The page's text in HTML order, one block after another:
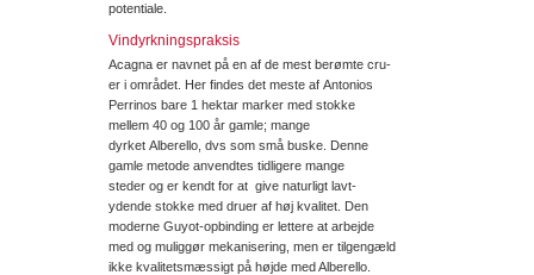
potentiale.
Vindyrkningspraksis
Acagna er navnet på en af de mest berømte cru-
er i området. Her findes det meste af Antonios
Perrinos bare 1 hektar marker med stokke
mellem 40 og 100 år gamle; mange
dyrket Alberello, dvs som små buske. Denne
gamle metode anvendtes tidligere mange
steder og er kendt for at give naturligt lavt-
ydende stokke med druer af høj kvalitet. Den
moderne Guyot-opbinding er lettere at arbejde
med og muliggør mekanisering, men er tilgengæld
ikke kvalitetsmæssigt på højde med Alberello.